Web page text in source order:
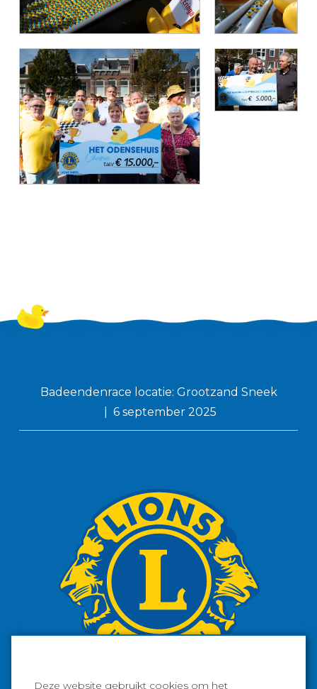
Badeendenrace locatie: Grootzand Sneek
6 september 2025
Deze website gebruikt cookies om het